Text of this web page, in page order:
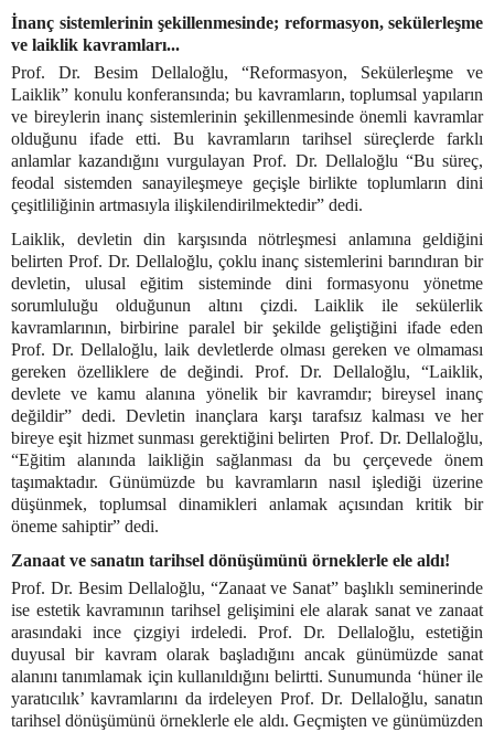
İnanç sistemlerinin şekillenmesinde; reformasyon, sekülerleşme
ve laiklik kavramları...
Prof. Dr. Besim Dellaloğlu, “Reformasyon, Sekülerleşme ve
Laiklik” konulu konferansında; bu kavramların, toplumsal yapıların
ve bireylerin inanç sistemlerinin şekillenmesinde önemli kavramlar
olduğunu ifade etti. Bu kavramların tarihsel süreçlerde farklı
anlamlar kazandığını vurgulayan Prof. Dr. Dellaloğlu “Bu süreç,
feodal sistemden sanayileşmeye geçişle birlikte toplumların dini
çeşitliliğinin artmasıyla ilişkilendirilmektedir” dedi.
Laiklik, devletin din karşısında nötrleşmesi anlamına geldiğini
belirten Prof. Dr. Dellaloğlu, çoklu inanç sistemlerini barındıran bir
devletin, ulusal eğitim sisteminde dini formasyonu yönetme
sorumluluğu olduğunun altını çizdi. Laiklik ile sekülerlik
kavramlarının, birbirine paralel bir şekilde geliştiğini ifade eden
Prof. Dr. Dellaloğlu, laik devletlerde olması gereken ve olmaması
gereken özelliklere de değindi. Prof. Dr. Dellaloğlu, “Laiklik,
devlete ve kamu alanına yönelik bir kavramdır; bireysel inanç
değildir” dedi. Devletin inançlara karşı tarafsız kalması ve her
bireye eşit hizmet sunması gerektiğini belirten Prof. Dr. Dellaloğlu,
“Eğitim alanında laikliğin sağlanması da bu çerçevede önem
taşımaktadır. Günümüzde bu kavramların nasıl işlediği üzerine
düşünmek, toplumsal dinamikleri anlamak açısından kritik bir
öneme sahiptir” dedi.
Zanaat ve sanatın tarihsel dönüşümünü örneklerle ele aldı!
Prof. Dr. Besim Dellaloğlu, “Zanaat ve Sanat” başlıklı seminerinde
ise estetik kavramının tarihsel gelişimini ele alarak sanat ve zanaat
arasındaki ince çizgiyi irdeledi. Prof. Dr. Dellaloğlu, estetiğin
duyusal bir kavram olarak başladığını ancak günümüzde sanat
alanını tanımlamak için kullanıldığını belirtti. Sunumunda ‘hüner ile
yaratıcılık’ kavramlarını da irdeleyen Prof. Dr. Dellaloğlu, sanatın
tarihsel dönüşümünü örneklerle ele aldı. Geçmişten ve günümüzden